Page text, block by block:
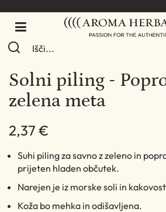
Solni piling -
zelena meta
2,37 €
Suhi piling za savno z zeleno in
prijeten hladen občutek.
Narejen je iz morske soli in
Koža bo mehka in odišavljena.